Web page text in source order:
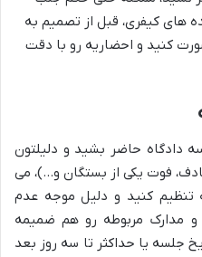
های کیفری، قبل از تصمیم به
کنید و احضاریه رو با دقت
دادگاه حاضر بشید و دلیلتون
فوت یکی از بستگان و…)، می
تنظیم کنید و دلیل موجه عدم
مدارک مربوطه رو هم ضمیمه
جلسه یا حداکثر تا سه روز بعد